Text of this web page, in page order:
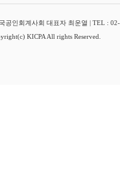
공인회계사회 대표자 최운열 | TEL :
KICPA All rights Reserved.